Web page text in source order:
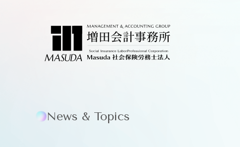
News & Topics